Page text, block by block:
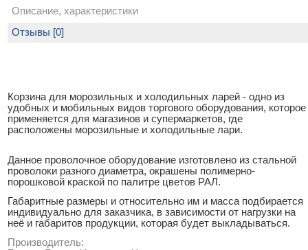
Описание, характеристики
Корзина для морозильных и холодильных ларей - одно из
удобных и мобильных видов торгового оборудования, которое
применяется для магазинов и супермаркетов, где
расположены морозильные и холодильные лари.
Данное проволочное оборудование изготовлено из стальной
проволоки разного диаметра, окрашены полимерно-
порошковой краской по палитре цветов РАЛ.
Габаритные размеры и относительно им и масса подбирается
индивидуально для заказчика, в зависимости от нагрузки на
неё и габаритов продукции, которая будет выкладываться.
Производитель:
Отзывы [0]